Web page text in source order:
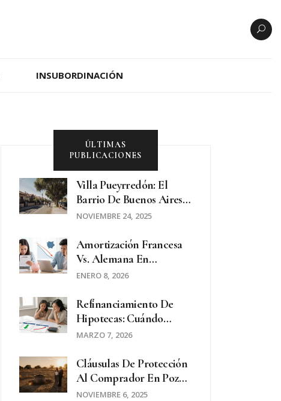
INSUBORDINACIÓN
ÚLTIMAS
PUBLICACIONES
Villa Pueyrredón: El
Barrio De Buenos Aires
Con Mejor Relación
NOVIEMBRE 24, 2025
Amortización Francesa
Vs. Alemana En
Hipotecas: Cuál Elegir
ENERO 8, 2026
Refinanciamiento De
Hipotecas: Cuándo
Hacerlo Y Cuándo
MARZO 7, 2026
Cláusulas De Protección
Al Comprador En Pozos
De Propiedad: Lo Que
NOVIEMBRE 6, 2025